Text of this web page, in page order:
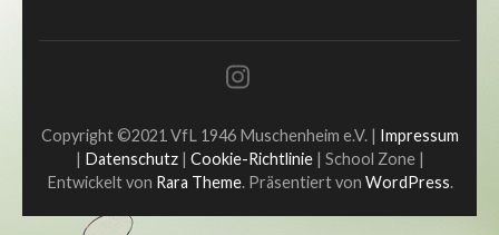
Copyright ©2021 VfL 1946 Muschenheim e.V. | Impressum
| Datenschutz| Cookie-Richtlinie| School Zone |
Entwickelt von Rara Theme. Präsentiert von WordPress.